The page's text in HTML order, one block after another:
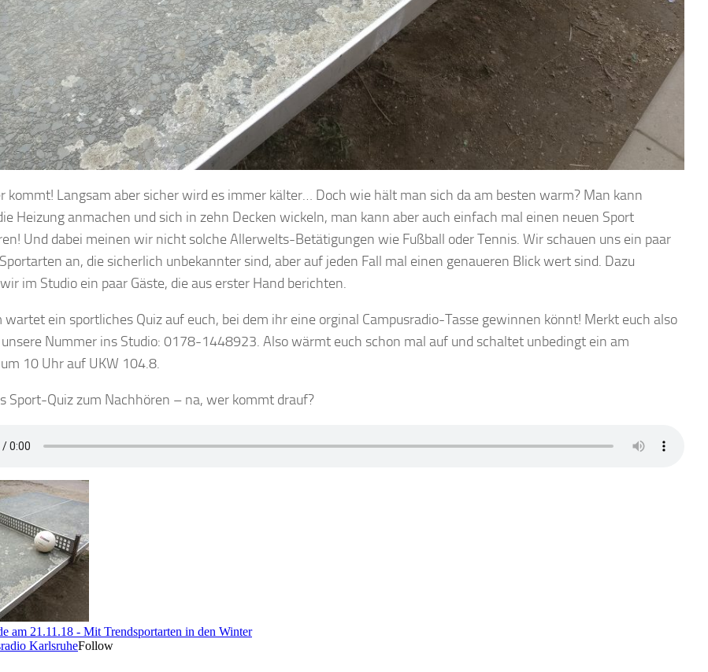
kommt! Langsam aber sicher wird es immer kälter… Doch wie hält man sich da am besten warm? Man kann
Heizung anmachen und sich in zehn Decken wickeln, man kann aber auch einfach mal einen neuen Sport
Und dabei meinen wir nicht solche Allerwelts-Betätigungen wie Fußball oder Tennis. Wir schauen uns ein paar
an, die sicherlich unbekannter sind, aber auf jeden Fall mal einen genaueren Blick wert sind. Dazu
im Studio ein paar Gäste, die aus erster Hand berichten.
wartet ein sportliches Quiz auf euch, bei dem ihr eine orginal Campusradio-Tasse gewinnen könnt! Merkt euch also
Nummer ins Studio: 0178-1448923. Also wärmt euch schon mal auf und schaltet unbedingt ein am
10 Uhr auf UKW 104.8.
Sport-Quiz zum Nachhören – na, wer kommt drauf?